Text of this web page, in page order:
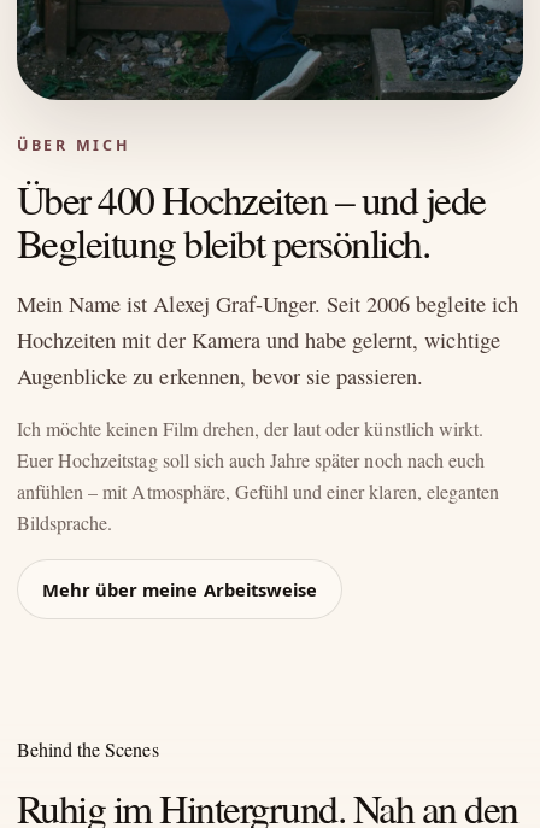
ÜBER MICH
Über 400 Hochzeiten – und jede
Begleitung bleibt persönlich.
Mein Name ist Alexej Graf-Unger. Seit 2006 begleite ich
Hochzeiten mit der Kamera und habe gelernt, wichtige
Augenblicke zu erkennen, bevor sie passieren.
Ich möchte keinen Film drehen, der laut oder künstlich wirkt.
Euer Hochzeitstag soll sich auch Jahre später noch nach euch
anfühlen – mit Atmosphäre, Gefühl und einer klaren, eleganten
Bildsprache.
Mehr über meine Arbeitsweise
Behind the Scenes
Ruhig im Hintergrund. Nah an den